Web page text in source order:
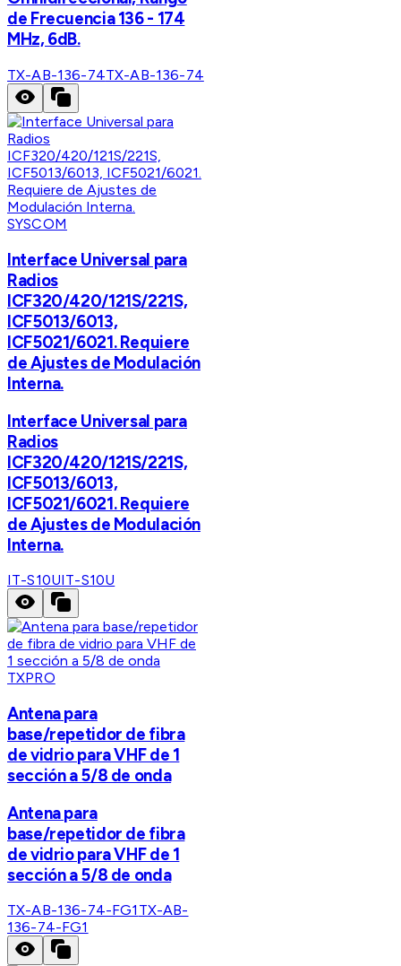
de Frecuencia 136 - 174
MHz, 6dB.
TX-AB-136-74TX-AB-136-74
SYSCOM
Interface Universal para
Radios
ICF320/420/121S/221S,
ICF5013/6013,
ICF5021/6021. Requiere
de Ajustes de Modulación
Interna.
Interface Universal para
Radios
ICF320/420/121S/221S,
ICF5013/6013,
ICF5021/6021. Requiere
de Ajustes de Modulación
Interna.
IT-S10UIT-S10U
TXPRO
Antena para
base/repetidor de fibra
de vidrio para VHF de 1
sección a 5/8 de onda
Antena para
base/repetidor de fibra
de vidrio para VHF de 1
sección a 5/8 de onda
TX-AB-136-74-FG1 TX-AB-
136-74-FG1